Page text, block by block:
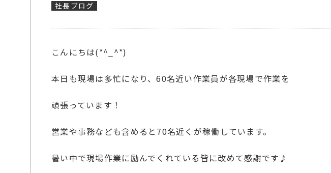
社長ブログ
こんにちは(*^_^*)
本日も現場は多忙になり、60名近い作業員が各現場で作業を
頑張っています！
営業や事務なども含めると70名近くが稼働しています。
暑い中で現場作業に励んでくれている皆に改めて感謝です♪